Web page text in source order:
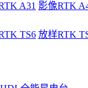
A31 影像RTK
TS6 放样RTK